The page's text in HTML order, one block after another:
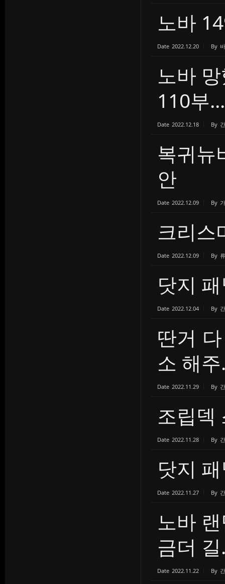
노바
Date 2022.12.20 By
노바
110부...
Date 2022.12.18 By
복귀뉴
안
Date 2022.12.09 By
크리스
Date 2022.12.09 By
닷지
Date 2022.12.04 By
딴거
소 해
Date 2022.11.29 By
조립덱
Date 2022.11.28 By
닷지
Date 2022.11.27 By
노바
금더
Date 2022.11.22 By